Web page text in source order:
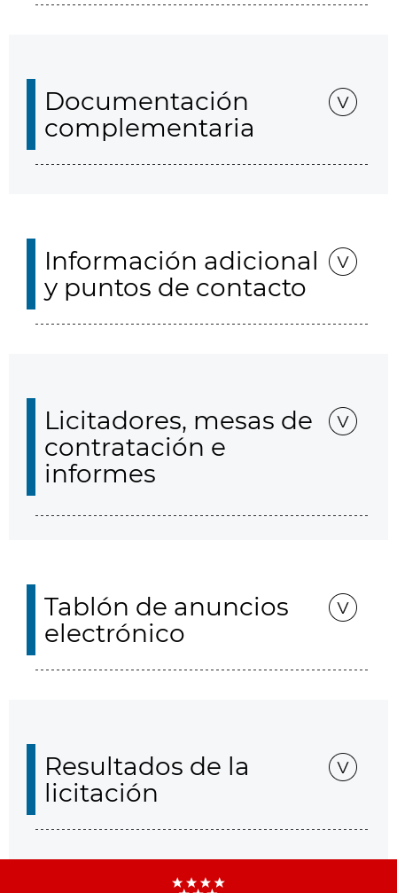
Documentación
complementaria
Información adicional
y puntos de contacto
Licitadores, mesas de
contratación e
informes
Tablón de anuncios
electrónico
Resultados de la
licitación